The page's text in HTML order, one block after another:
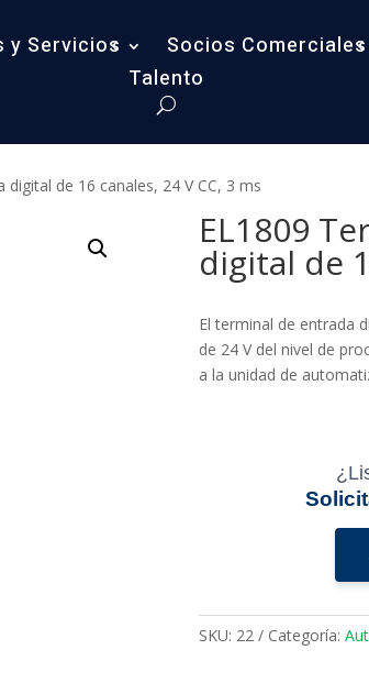
y Servicios Socios Comerciales
Talento
de 16 canales, 24 V CC, 3 ms
EL1809
digital de
El terminal de entrada
de 24 V del nivel de
a la unidad de
SKU: 22 Categoría: